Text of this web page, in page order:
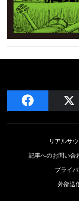
facebook
リアルサ
記事へのお問い合
プライ
外部送